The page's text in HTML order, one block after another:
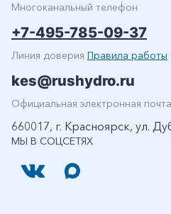
МЫ В СОЦСЕТЯХ
Многоканальный телефон
+7-495-785-09-37
Линия доверия Правила работы
kes@rushydro.ru
Официальная электронная почта
660017, г. Красноярск, ул.